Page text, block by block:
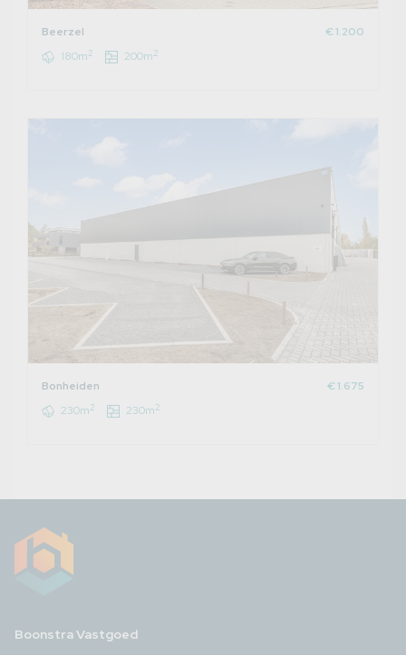
Beerzel
€ 1.200
180m2 200m2
Bonheiden
€ 1.675
230m2 230m2
Boonstra Vastgoed